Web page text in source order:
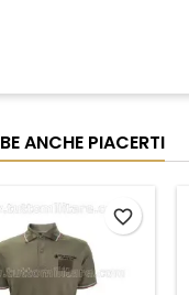
ANCHE PIACERTI
favorite_border